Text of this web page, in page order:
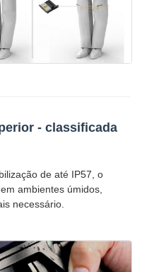
- classificada
de até IP57, o
ambientes úmidos,
necessário.